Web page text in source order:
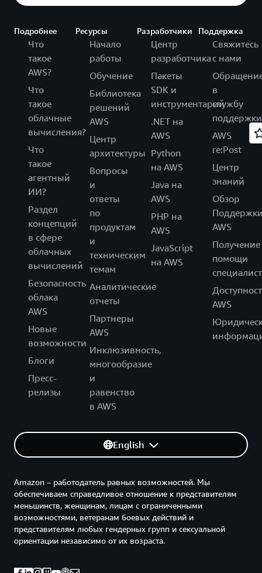
Подробнее
Что
такое
AWS?
Что
такое
облачные
вычисления?
Что
такое
агентный
ИИ?
Раздел
концепций
в сфере
облачных
вычислений
Безопасность
облака
AWS
Новые
возможности
Блоги
Пресс-
релизы
Ресурсы
Начало
работы
Обучение
Библиотека
решений
AWS
Центр
архитектуры
Вопросы
и
ответы
по
продуктам
и
техническим
темам
Аналитические
отчеты
Партнеры
AWS
Инклюзивность,
многообразие
и
равенство
в AWS
Разработчики
Центр
разработчика
Пакеты
SDK и
инструментарий
.NET на
AWS
Python
на AWS
Java на
AWS
PHP на
AWS
JavaScript
на AWS
Поддержка
Свяжитесь
с нами
в
службу
поддержки
AWS
re:Post
Центр
знаний
Обзор
AWS
Получение
помощи
AWS
English
Amazon – работодатель равных возможностей. Мы
обеспечиваем справедливое отношение к представителям
меньшинств, женщинам, лицам с ограниченными
возможностями, ветеранам боевых действий и
представителям любых гендерных групп и сексуальной
ориентации независимо от их возраста.